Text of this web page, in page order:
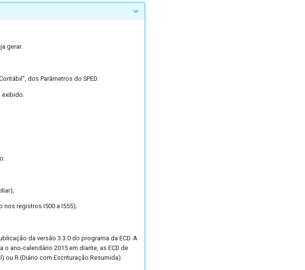
gerar.
dos Parâmetros do SPED.
nos registros I500 a I555);
da versão 3.3.0 do programa da ECD. A
o ano-calendário 2015 em diante, as ECD de
ou R (Diário com Escrituração Resumida).